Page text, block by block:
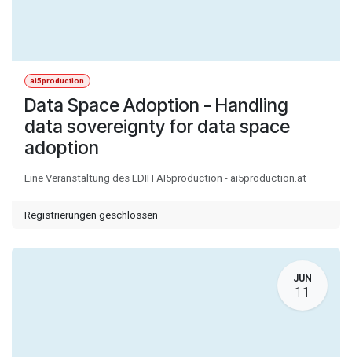
ai5production
Data Space Adoption - Handling
data sovereignty for data space
adoption
Eine Veranstaltung des EDIH AI5production - ai5production.at
Registrierungen geschlossen
JUN
11